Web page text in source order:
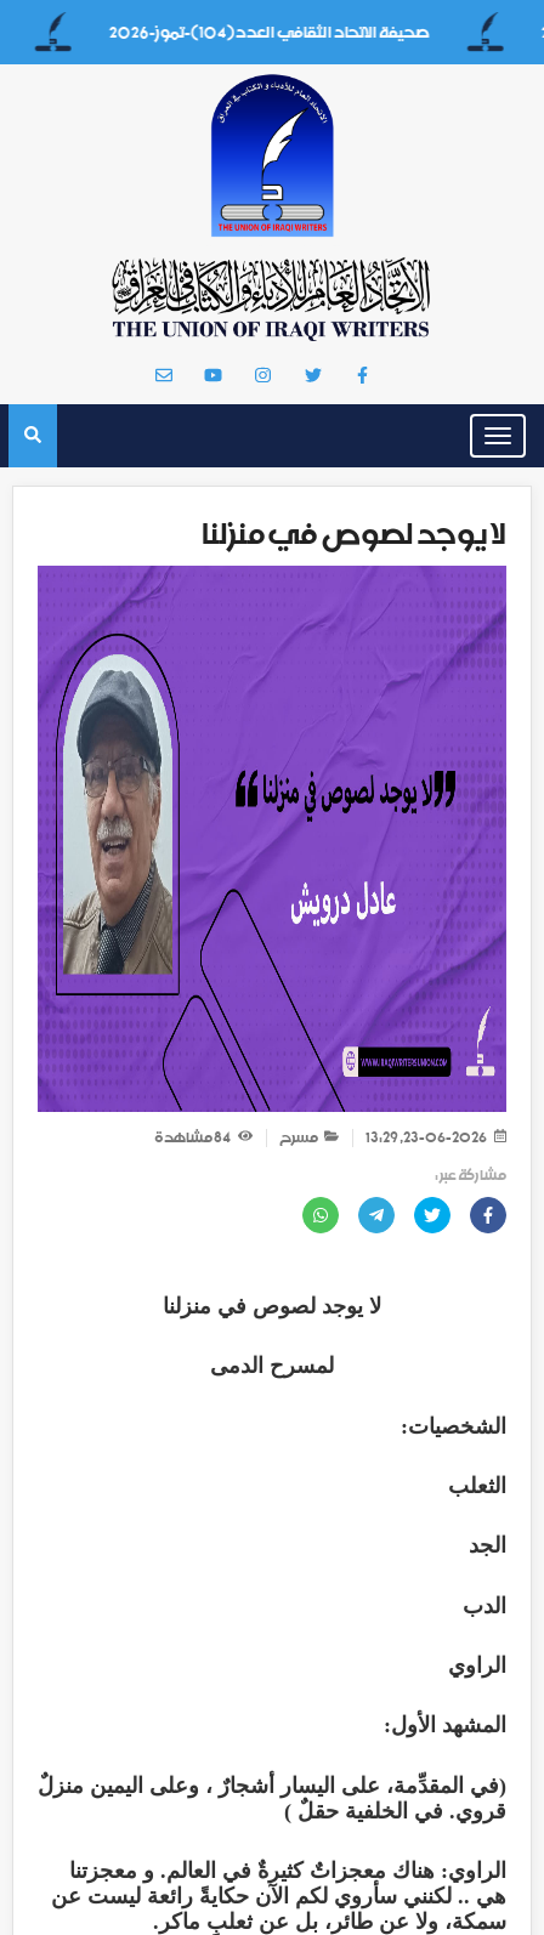
صحيفة الاتحاد الثقافي العدد(104)-تموز-2026 إيه بغداد
Toggle
navigation
لا يوجد لصوص في منزلنا
مسرح 84
مشاهدة
مشاركة عبر :
لا يوجد لصوص في منزلنا
لمسرح الدمى
الشخصيات:
الثعلب
الجد
الدب
الراوي
المشهد الأول:
(في المقدِّمة، على اليسار أشجارٌ ، وعلى اليمين منزلٌ
قروي. في الخلفية حقلٌ )
الراوي: هناك معجزاتٌ كثيرةٌ في العالم. و معجزتنا
هي .. لكنني سأروي لكم الآن حكايةً رائعة ليست عن
سمكة، ولا عن طائر، بل عن ثعلبٍ ماكر.